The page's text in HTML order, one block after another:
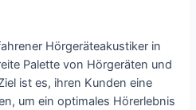
Hörgeräteakustiker in
Palette von Hörgeräten und
ist es, ihren Kunden eine
um ein optimales Hörerlebnis